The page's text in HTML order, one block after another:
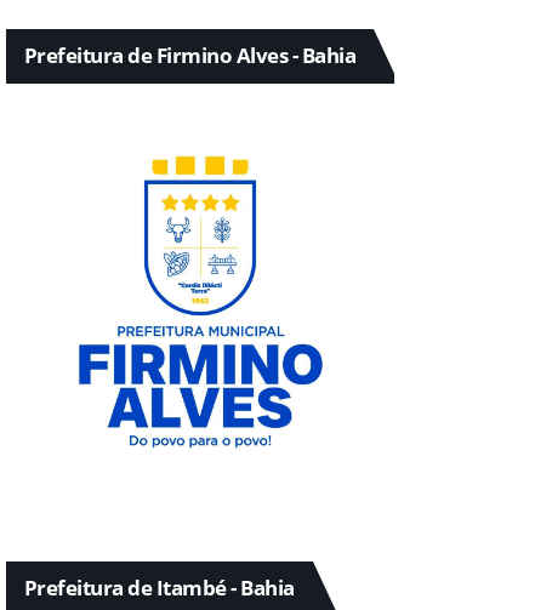
Prefeitura de Firmino Alves - Bahia
Prefeitura de Itambé - Bahia